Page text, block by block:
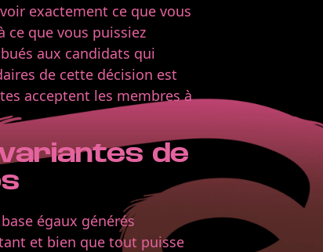
exactement ce que vous
ce que vous puissiez
aux candidats qui
de cette décision est
acceptent les membres à
de
égaux générés
et bien que tout puisse